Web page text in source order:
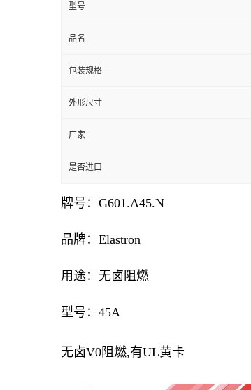
型号
品名
包装规格
外形尺寸
厂家
是否进口
牌号：G601.A45.N
品牌：Elastron
用途：无卤阻燃
型号：45A
无卤V0阻燃,有UL黄卡